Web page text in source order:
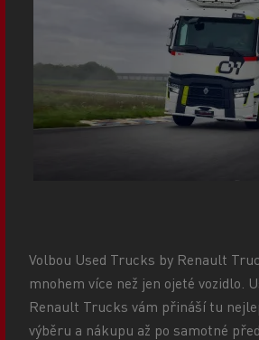
Volbou Used Trucks by Renault
mnohem více než jen ojeté vozidlo.
Renault Trucks vám přináší tu
výběru a nákupu až po samotné